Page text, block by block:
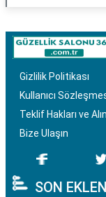
Gizlilik Politikası
Kullanıcı
Teklif Hakları ve
Bize Ulaşın
SON